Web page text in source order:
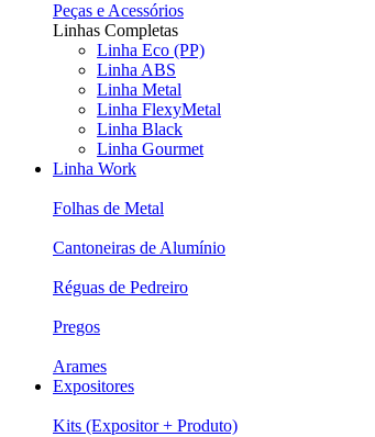
Peças e Acessórios
Linhas Completas
Linha Eco (PP)
Linha ABS
Linha Metal
Linha FlexyMetal
Linha Black
Linha Gourmet
Linha Work
Folhas de Metal
Cantoneiras de Alumínio
Réguas de Pedreiro
Pregos
Arames
Expositores
Kits (Expositor + Produto)